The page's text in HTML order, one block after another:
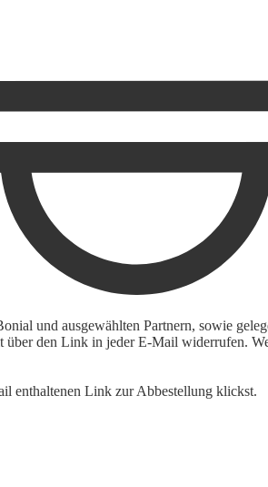
und ausgewählten Partnern, sowie
den Link in jeder E-Mail widerrufen.
enthaltenen Link zur Abbestellung klickst.